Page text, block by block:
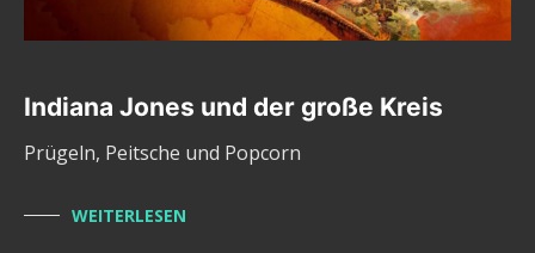
Indiana Jones und der große Kreis
Prügeln, Peitsche und Popcorn
WEITERLESEN